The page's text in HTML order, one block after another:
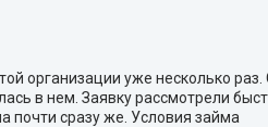
организации уже несколько раз.
в нем. Заявку рассмотрели
почти сразу же. Условия займа